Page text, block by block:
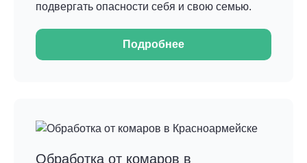
подвергать опасности себя и свою семью.
Подробнее
Обработка от комаров в